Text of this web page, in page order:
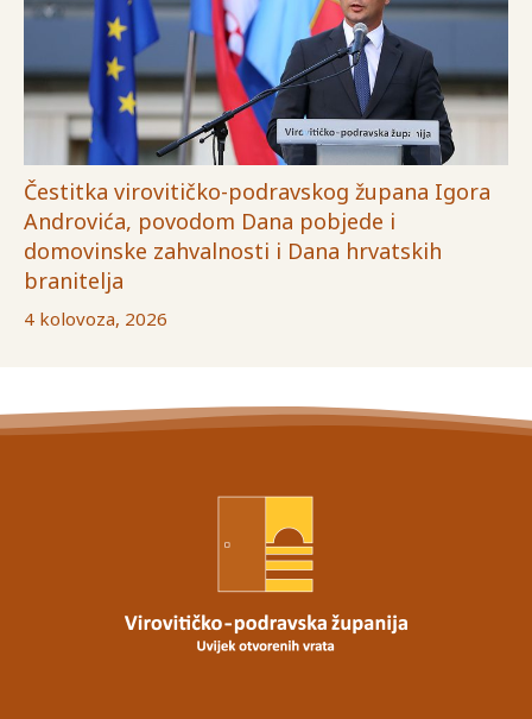
Čestitka virovitičko-podravskog župana Igora
Androvića, povodom Dana pobjede i
domovinske zahvalnosti i Dana hrvatskih
branitelja
4 kolovoza, 2026